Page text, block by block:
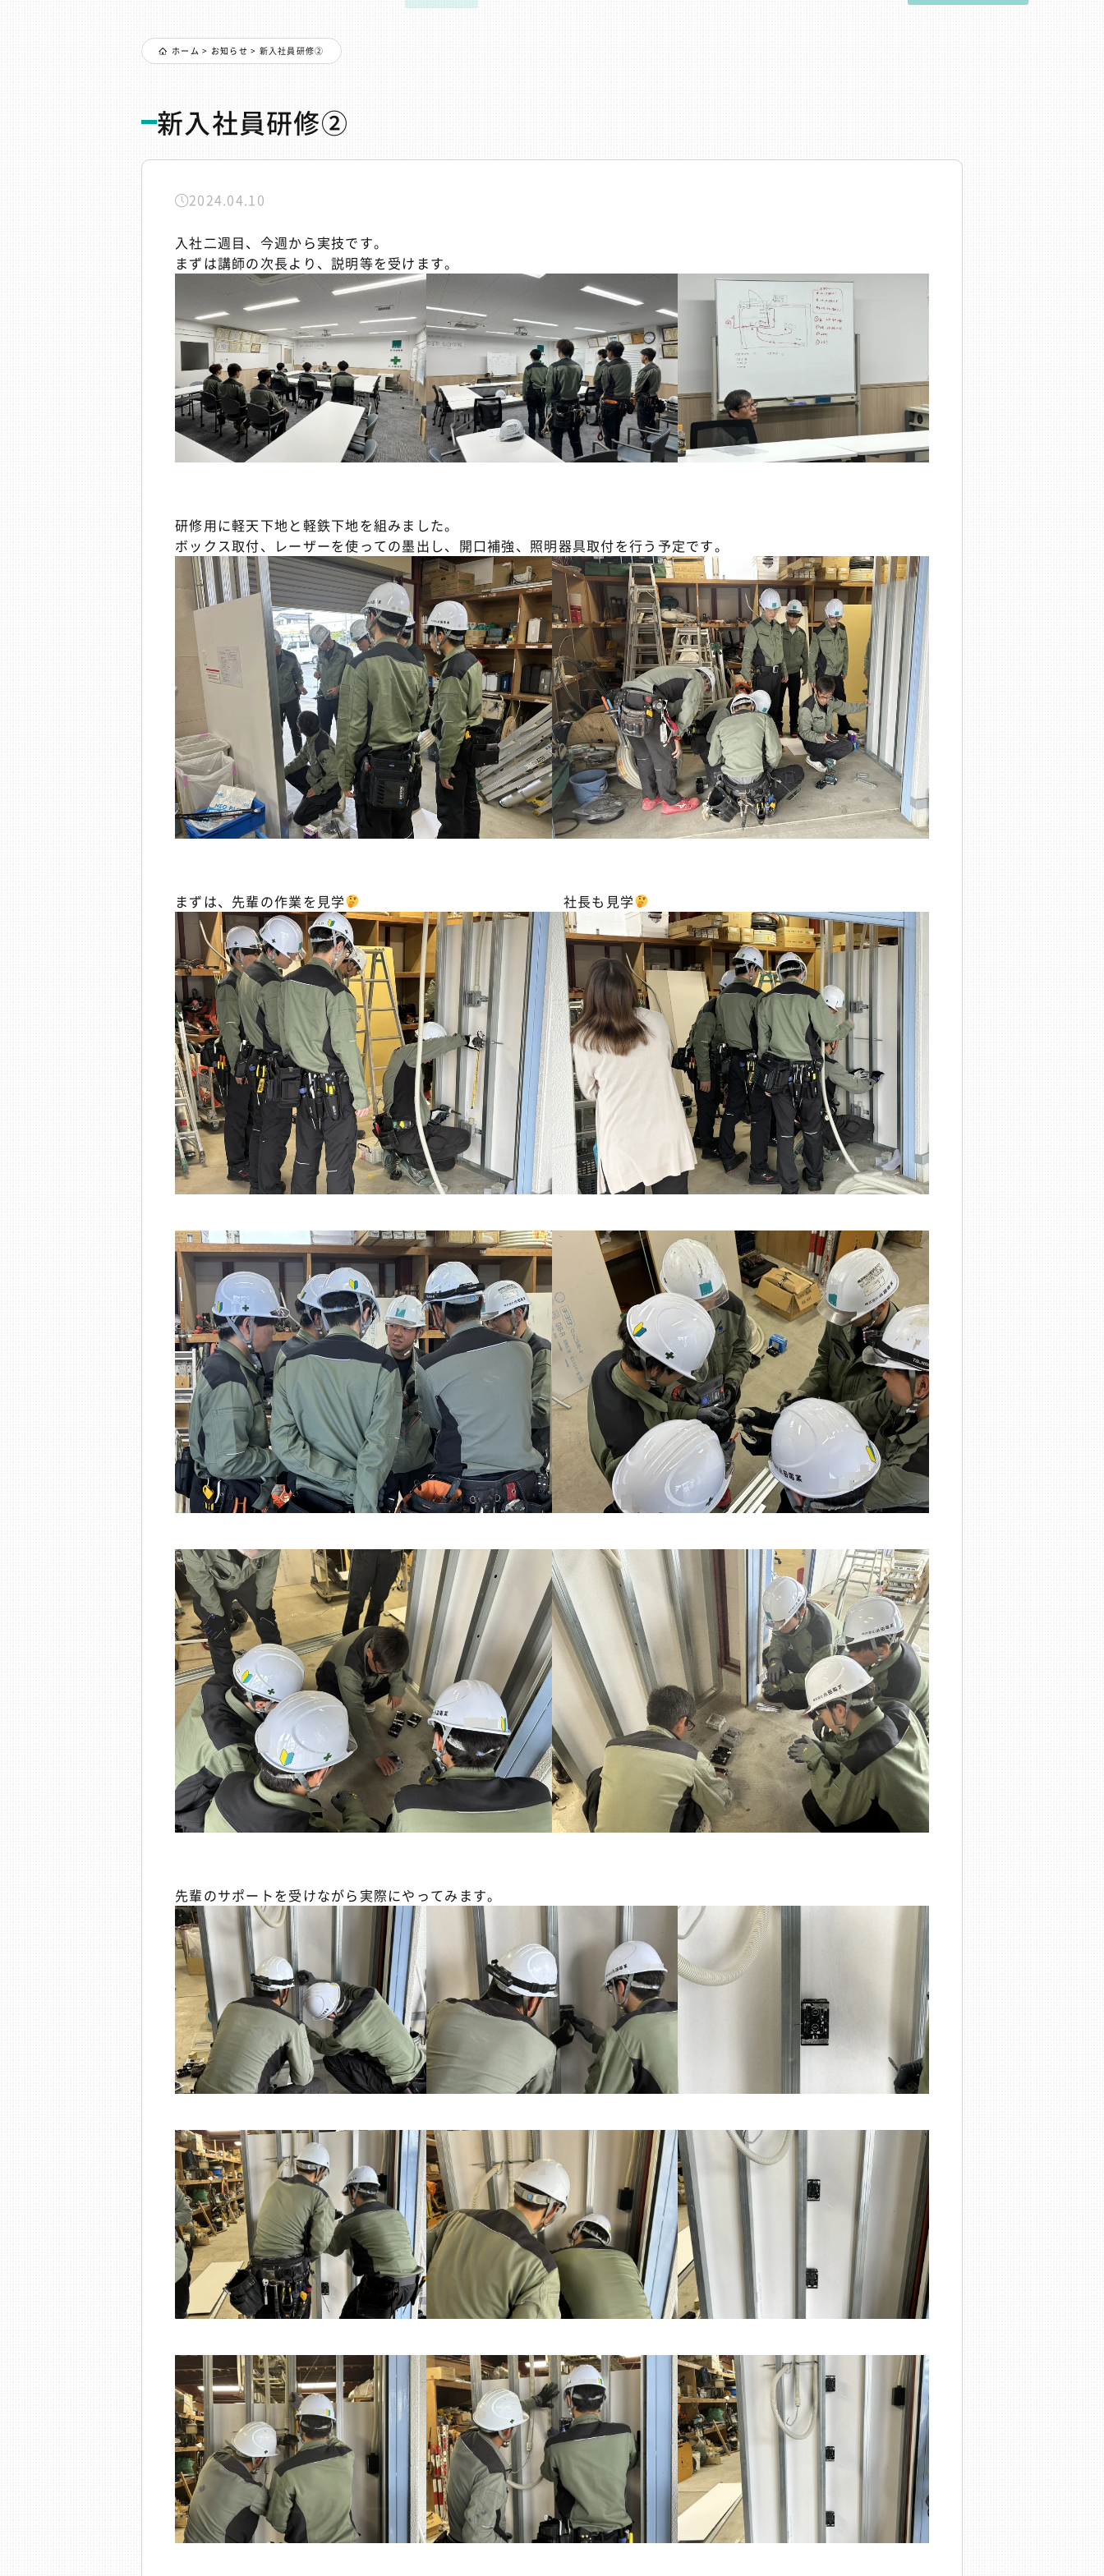
ホーム > お知らせ > 新入社員研修②
新入社員研修②
2024.04.10
入社二週目、今週から実技です。
まずは講師の次長より、説明等を受けます。
研修用に軽天下地と軽鉄下地を組みました。
ボックス取付、レーザーを使っての墨出し、開口補強、照明器具取付を行う予定です。
まずは、先輩の作業を見学 社長も見学
先輩のサポートを受けながら実際にやってみます。